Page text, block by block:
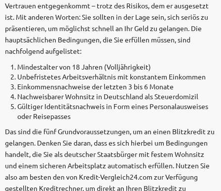
Vertrauen entgegenkommt – trotz des Risikos, dem er ausgesetzt
ist. Mit anderen Worten: Sie sollten in der Lage sein, sich seriös zu
präsentieren, um möglichst schnell an Ihr Geld zu gelangen. Die
hauptsächlichen Bedingungen, die Sie erfüllen müssen, sind
nachfolgend aufgelistet:
Mindestalter von 18 Jahren (Volljährigkeit)
Unbefristetes Arbeitsverhältnis mit konstantem Einkommen
Einkommensnachweise der letzten 3 bis 6 Monate
Nachweisbarer Wohnsitz in Deutschland als Steuerdomizil
Gültiger Identitätsnachweis in Form eines Personalausweises
oder Reisepasses
Das sind die fünf Grundvoraussetzungen, um an einen Blitzkredit zu
gelangen. Denken Sie daran, dass es sich hierbei um Bedingungen
handelt, die Sie als deutscher Staatsbürger mit festem Wohnsitz
und einem sicheren Arbeitsplatz automatisch erfüllen. Nutzen Sie
also am besten den von Kredit-Vergleich24.com zur Verfügung
gestellten Kreditrechner, um direkt an Ihren Blitzkredit zu